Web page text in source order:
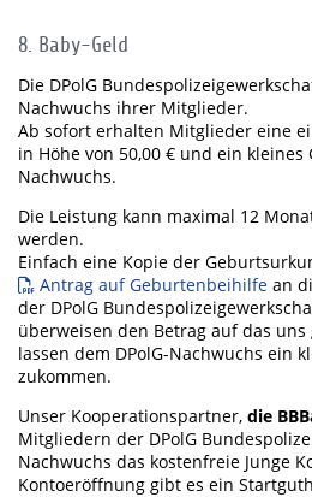
8. Baby-Geld
Die DPolG
Nachwuchs ihrer Mitglieder.
Ab sofort erhalten Mitglieder eine
in Höhe von 50,00 € und ein kleines
Nachwuchs.
Die Leistung kann maximal 12
werden.
Einfach eine Kopie der
Antrag auf Geburtenbeihilfe an
der DPolG
überweisen den Betrag auf das
lassen dem DPolG-Nachwuchs ein
zukommen.
Unser Kooperationspartner, die
Mitgliedern der DPolG
Nachwuchs das kostenfreie Junge
Kontoeröffnung gibt es ein